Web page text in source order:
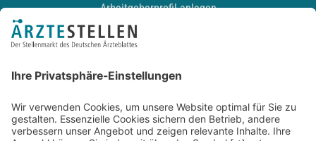
Arbeitgeberprofil anlegen
Recruiting-Podcast
Kontakt
Datenschutz